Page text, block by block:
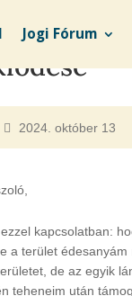
Jogi Fórum
2024. október 13
kapcsolatban:
a terület
de az egyik
teheneim után